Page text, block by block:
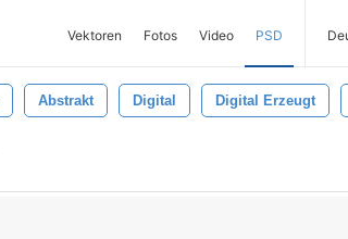
Vektoren Fotos Video PSD
Abstrakt Digital Digital Erzeugt